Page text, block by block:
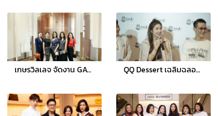
เกษรวิลเลจ จัดงาน GAYSORN URBAN RETREAT “PORTRAITS of LIFE” PHOTO EXHIBITION QQ Dessert เฉลิมฉลองครบ 1 ปี พร้อมเปิดสาขาสยามพารากอน และแนะนำเมนูใหม่